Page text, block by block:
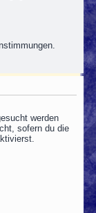
werden
sofern du die